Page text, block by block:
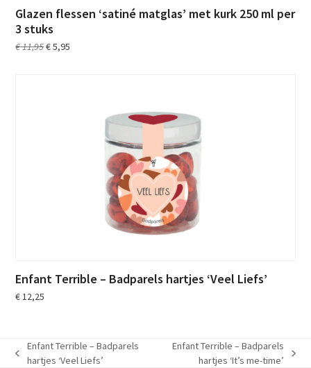
Glazen flessen ‘satiné matglas’ met kurk 250 ml per
3 stuks
€11,95Oorspronkelijke
€5,95
Enfant Terrible – Badparels hartjes ‘Veel Liefs’
€12,25
previous
Enfant Terrible – Badparels
hartjes ‘Veel Liefs’
Enfant Terrible – Badparels
hartjes ‘It’s me-time’